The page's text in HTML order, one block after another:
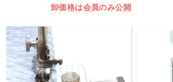
卸価格は会員のみ公開